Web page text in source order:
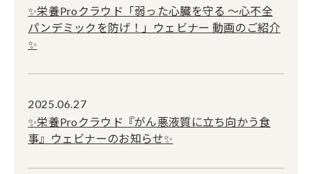
✨栄養Proクラウド「弱った心臓を守る ～心不全
パンデミックを防げ！」ウェビナー 動画のご紹介
✨
2025.06.27
✨栄養Proクラウド『がん悪液質に立ち向かう食
事』ウェビナーのお知らせ✨